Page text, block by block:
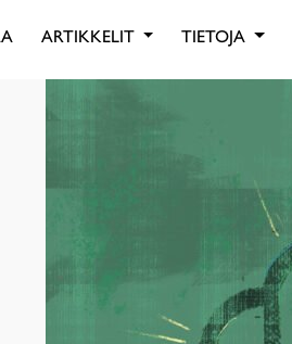
ARTIKKELIT TIETOJA